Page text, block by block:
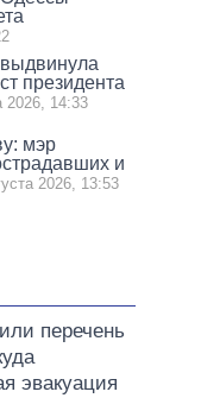
президента
2026, 14:33
мэр
и
2026, 13:53
перечень
эвакуация